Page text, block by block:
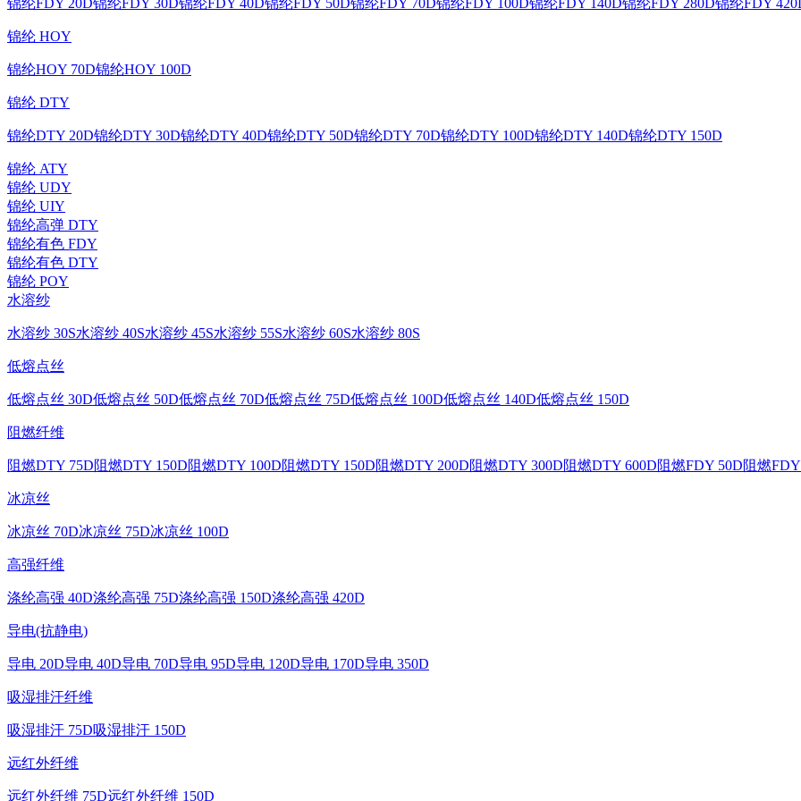
锦纶FDY 20D锦纶FDY 30D锦纶FDY 40D锦纶FDY 50D锦纶FDY 70D锦纶FDY 100D锦纶FDY 140D锦纶FDY 280D锦纶FDY
锦纶 HOY
锦纶HOY 70D锦纶HOY 100D
锦纶 DTY
锦纶DTY 20D锦纶DTY 30D锦纶DTY 40D锦纶DTY 50D锦纶DTY 70D锦纶DTY 100D锦纶DTY 140D锦纶DTY 150D
锦纶 ATY
锦纶 UDY
锦纶 UIY
锦纶高弹 DTY
锦纶有色 FDY
锦纶有色 DTY
锦纶 POY
水溶纱
水溶纱 30S水溶纱 40S水溶纱 45S水溶纱 55S水溶纱 60S水溶纱 80S
低熔点丝
低熔点丝 30D低熔点丝 50D低熔点丝 70D低熔点丝 75D低熔点丝 100D低熔点丝 140D低熔点丝 150D
阻燃纤维
阻燃DTY 75D阻燃DTY 150D阻燃DTY 100D阻燃DTY 150D阻燃DTY 200D阻燃DTY 300D阻燃DTY 600D阻燃FDY 50D阻燃
冰凉丝
冰凉丝 70D冰凉丝 75D冰凉丝 100D
高强纤维
涤纶高强 40D涤纶高强 75D涤纶高强 150D涤纶高强 420D
导电(抗静电)
导电 20D导电 40D导电 70D导电 95D导电 120D导电 170D导电 350D
吸湿排汗纤维
吸湿排汗 75D吸湿排汗 150D
远红外纤维
远红外纤维 75D远红外纤维 150D